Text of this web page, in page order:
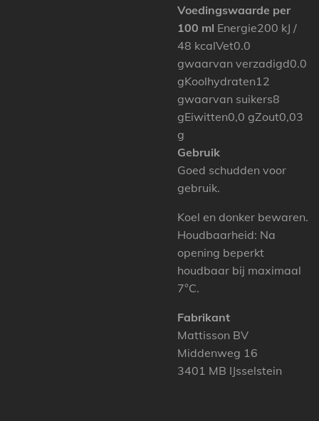
Voedingswaarde per
100 ml Energie200 kJ /
48 kcalVet0.0
gwaarvan verzadigd0.0
gKoolhydraten12
gwaarvan suikers8
gEiwitten0,0 gZout0,03
g
Gebruik
Goed schudden voor
gebruik.
Koel en donker bewaren.
Houdbaarheid: Na
opening beperkt
houdbaar bij maximaal
7°C.
Fabrikant
Mattisson BV
Middenweg 16
3401 MB IJsselstein